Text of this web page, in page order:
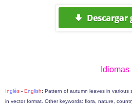
diomas
Inglés - English: Pattern of autumn leaves in various
in vector format. Other keywords: flora, nature,